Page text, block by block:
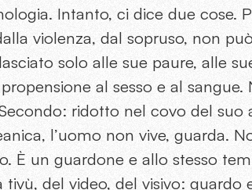
Intanto, ci dice due cose.
violenza, dal sopruso, non
solo alle sue paure, alle
al sesso e al sangue.
ridotto nel covo del suo
l’uomo non vive, guarda.
È un guardone e allo stesso
del video, del visivo: guardo